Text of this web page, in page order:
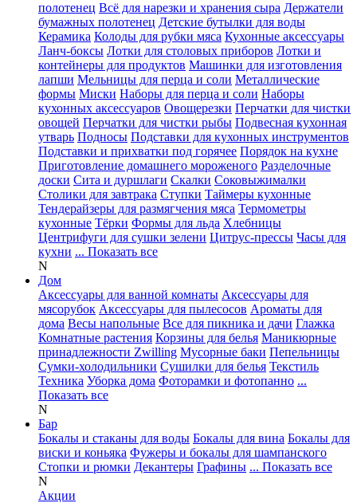
полотенец Всё для нарезки и хранения сыра Держатели
бумажных полотенец Детские бутылки для воды
Керамика Колоды для рубки мяса Кухонные аксессуары
Ланч-боксы Лотки для столовых приборов Лотки и
контейнеры для продуктов Машинки для изготовления
лапши Мельницы для перца и соли Металлические
формы Миски Наборы для перца и соли Наборы
кухонных аксессуаров Овощерезки Перчатки для чистки
овощей Перчатки для чистки рыбы Подвесная кухонная
утварь Подносы Подставки для кухонных инструментов
Подставки и прихватки под горячее Порядок на кухне
Приготовление домашнего мороженого Разделочные
доски Сита и дуршлаги Скалки Соковыжималки
Столики для завтрака Ступки Таймеры кухонные
Тендерайзеры для размягчения мяса Термометры
кухонные Тёрки Формы для льда Хлебницы
Центрифуги для сушки зелени Цитрус-прессы Часы для
кухни ... Показать все
N
Дом
Аксессуары для ванной комнаты Аксессуары для
мясорубок Аксессуары для пылесосов Ароматы для
дома Весы напольные Все для пикника и дачи Глажка
Комнатные растения Корзины для белья Маникюрные
принадлежности Zwilling Мусорные баки Пепельницы
Сумки-холодильники Сушилки для белья Текстиль
Техника Уборка дома Фоторамки и фотопанно ...
Показать все
N
Бар
Бокалы и стаканы для воды Бокалы для вина Бокалы для
виски и коньяка Фужеры и бокалы для шампанского
Стопки и рюмки Декантеры Графины ... Показать все
N
Акции